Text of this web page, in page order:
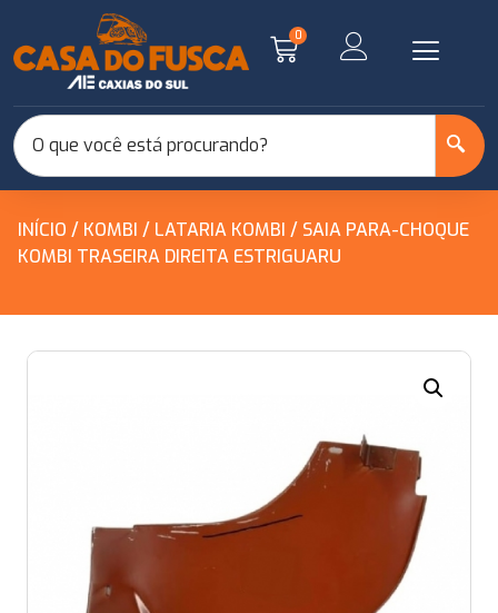
0
INÍCIO / KOMBI / LATARIA KOMBI / SAIA PARA-CHOQUE
KOMBI TRASEIRA DIREITA ESTRIGUARU